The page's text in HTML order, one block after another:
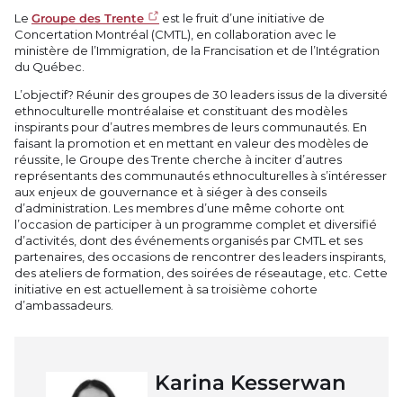
LeGroupe des Trente
est le fruit d’une initiative de
Concertation Montréal (CMTL), en collaboration avec le
ministère de l’Immigration, de la Francisation et de l’Intégration
du Québec.
L’objectif? Réunir des groupes de 30 leaders issus de la diversité
ethnoculturelle montréalaise et constituant des modèles
inspirants pour d’autres membres de leurs communautés. En
faisant la promotion et en mettant en valeur des modèles de
réussite, le Groupe des Trente cherche à inciter d’autres
représentants des communautés ethnoculturelles à s’intéresser
aux enjeux de gouvernance et à siéger à des conseils
d’administration. Les membres d’une même cohorte ont
l’occasion de participer à un programme complet et diversifié
d’activités, dont des événements organisés par CMTL et ses
partenaires, des occasions de rencontrer des leaders inspirants,
des ateliers de formation, des soirées de réseautage, etc. Cette
initiative en est actuellement à sa troisième cohorte
d’ambassadeurs.
Karina Kesserwan